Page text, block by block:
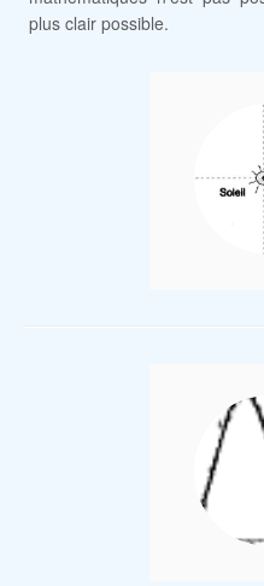
plus clair possible.